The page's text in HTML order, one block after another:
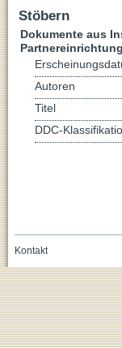
Stöbern
Dokumente aus
Autoren
Titel
DDC-
Kontakt